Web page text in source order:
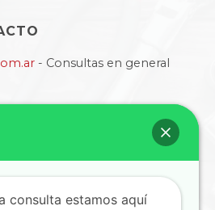
- Consultas en general
- Atención a empresas
- Cuentas, informes
consulta estamos aquí